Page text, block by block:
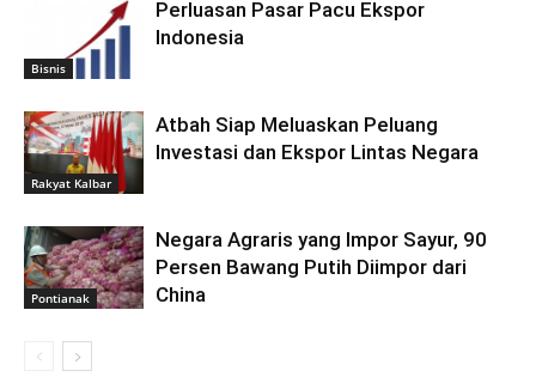
Bisnis
Perluasan Pasar Pacu Ekspor
Indonesia
Rakyat Kalbar
Atbah Siap Meluaskan Peluang
Investasi dan Ekspor Lintas Negara
Pontianak
Negara Agraris yang Impor Sayur, 90
Persen Bawang Putih Diimpor dari
China